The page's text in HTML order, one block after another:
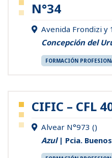
N°34
Avenida Frondizi y
Concepción del
FORMACIÓN
CIFIC – CFL
Alvear N°973 ()
Azul| Pcia.